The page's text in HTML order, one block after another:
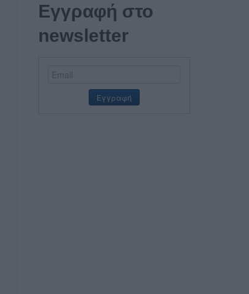
Εγγραφή στο
newsletter